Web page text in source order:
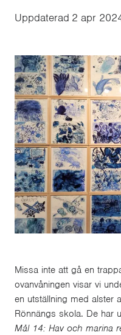
Uppdaterad 2 apr
Missa inte att gå en
ovanvåningen visar vi
en utställning med alster
Rönnängs skola. De har
Mål 14: Hav och marina